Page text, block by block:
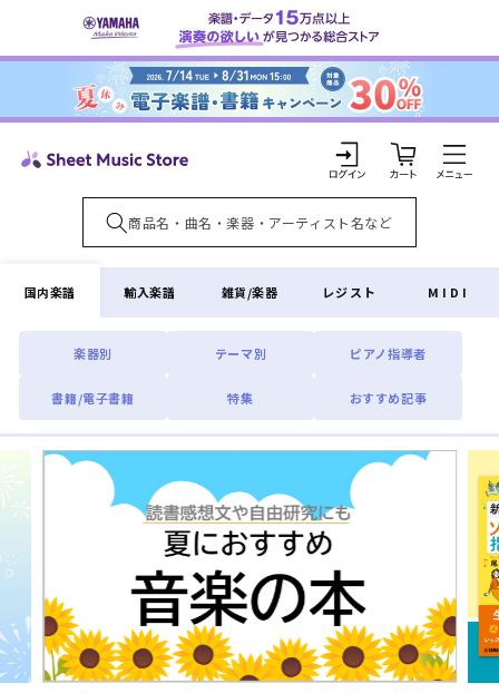
ンツに
ロ
グ
イ
ン
カ
ー
ト
国内楽譜
楽器別 テーマ別 ピアノ指導者
書籍/電子書籍 特集 おすすめ記事
輸入楽譜 雑貨/楽器 レジスト MIDI